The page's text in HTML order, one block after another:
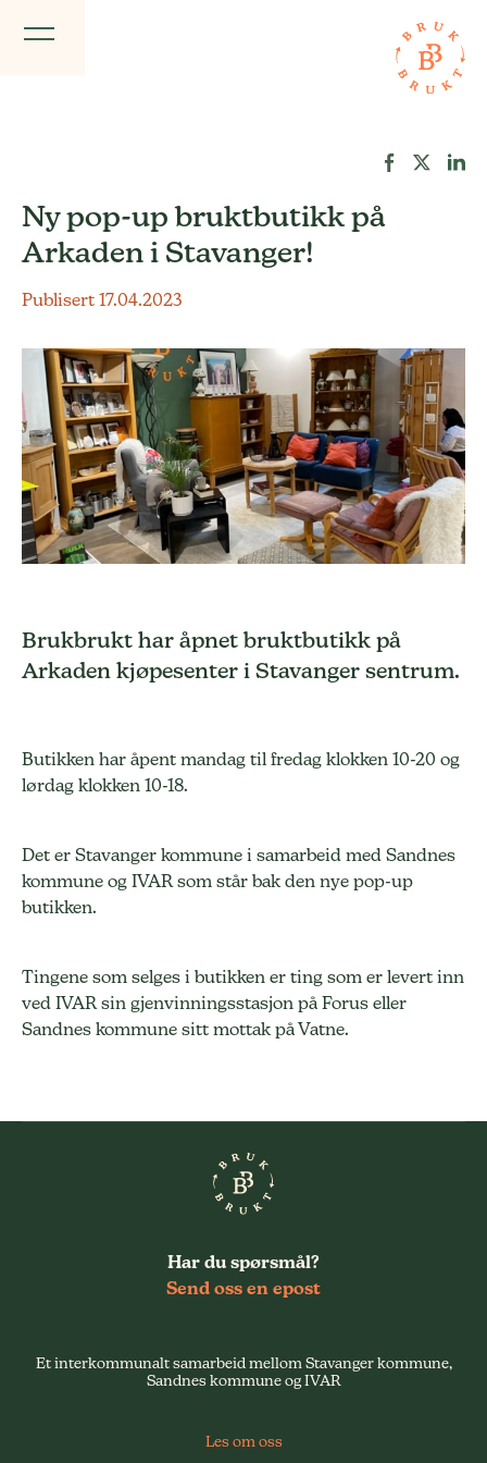
Ny pop-up bruktbutikk på
Arkaden i Stavanger!
Publisert 17.04.2023
Brukbrukt har åpnet bruktbutikk på
Arkaden kjøpesenter i Stavanger sentrum.
Butikken har åpent mandag til fredag klokken 10-20 og
lørdag klokken 10-18.
Det er Stavanger kommune i samarbeid med Sandnes
kommune og IVAR som står bak den nye pop-up
butikken.
Tingene som selges i butikken er ting som er levert inn
ved IVAR sin gjenvinningsstasjon på Forus eller
Sandnes kommune sitt mottak på Vatne.
Har du spørsmål?
Send oss en epost
Et interkommunalt samarbeid mellom Stavanger kommune,
Sandnes kommune og IVAR
Les om oss